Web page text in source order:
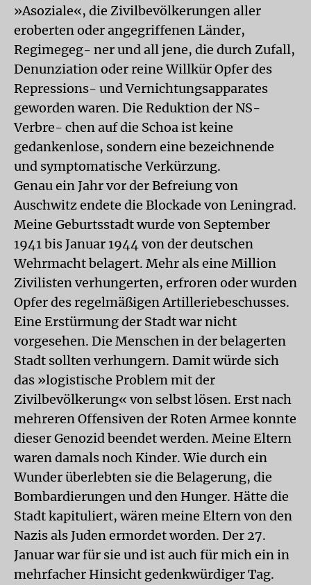
»Asoziale«, die Zivilbevölkerungen aller
eroberten oder angegriffenen Länder,
Regimegeg- ner und all jene, die durch Zufall,
Denunziation oder reine Willkür Opfer des
Repressions- und Vernichtungsapparates
geworden waren. Die Reduktion der NS-
Verbre- chen auf die Schoa ist keine
gedankenlose, sondern eine bezeichnende
und symptomatische Verkürzung.
Genau ein Jahr vor der Befreiung von
Auschwitz endete die Blockade von Leningrad.
Meine Geburtsstadt wurde von September
1941 bis Januar 1944 von der deutschen
Wehrmacht belagert. Mehr als eine Million
Zivilisten verhungerten, erfroren oder wurden
Opfer des regelmäßigen Artilleriebeschusses.
Eine Erstürmung der Stadt war nicht
vorgesehen. Die Menschen in der belagerten
Stadt sollten verhungern. Damit würde sich
das »logistische Problem mit der
Zivilbevölkerung« von selbst lösen. Erst nach
mehreren Offensiven der Roten Armee konnte
dieser Genozid beendet werden. Meine Eltern
waren damals noch Kinder. Wie durch ein
Wunder überlebten sie die Belagerung, die
Bombardierungen und den Hunger. Hätte die
Stadt kapituliert, wären meine Eltern von den
Nazis als Juden ermordet worden. Der 27.
Januar war für sie und ist auch für mich ein in
mehrfacher Hinsicht gedenkwürdiger Tag.